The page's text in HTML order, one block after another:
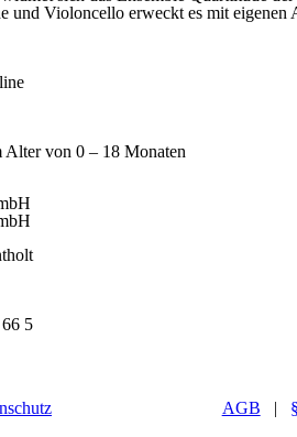
und Violoncello erweckt es mit eigenen
Alter von 0 – 18 Monaten
5
AGB |